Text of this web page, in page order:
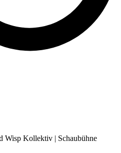
Wisp Kollektiv | Schaubühne